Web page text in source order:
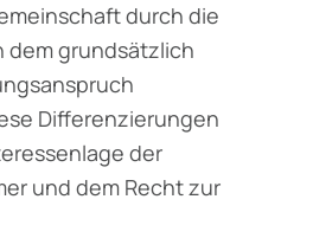
durch die
grundsätzlich
Differenzierungen
der
und dem Recht zur